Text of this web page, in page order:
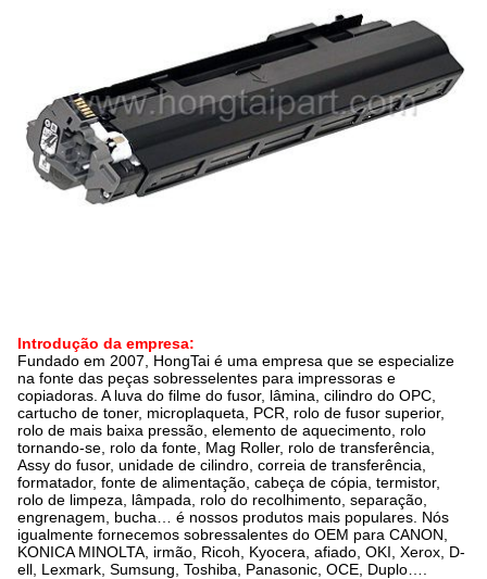
Introdução da empresa:
Fundado em 2007, HongTai é uma empresa que se especialize
na fonte das peças sobresselentes para impressoras e
copiadoras. A luva do filme do fusor, lâmina, cilindro do OPC,
cartucho de toner, microplaqueta, PCR, rolo de fusor superior,
rolo de mais baixa pressão, elemento de aquecimento, rolo
tornando-se, rolo da fonte, Mag Roller, rolo de transferência,
Assy do fusor, unidade de cilindro, correia de transferência,
formatador, fonte de alimentação, cabeça de cópia, termistor,
rolo de limpeza, lâmpada, rolo do recolhimento, separação,
engrenagem, bucha… é nossos produtos mais populares. Nós
igualmente fornecemos sobressalentes do OEM para CANON,
KONICA MINOLTA, irmão, Ricoh, Kyocera, afiado, OKI, Xerox, D-
ell, Lexmark, Sumsung, Toshiba, Panasonic, OCE, Duplo….